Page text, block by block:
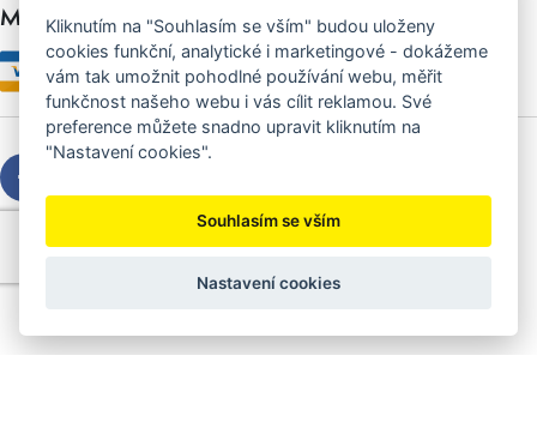
Možnosti platby
Copyright © 2026 Sedláček s.r.o.
Created byOLC Webdesign
Kliknutím na "Souhlasím se vším" budou uloženy
cookies funkční, analytické i marketingové - dokážeme
vám tak umožnit pohodlné používání webu, měřit
funkčnost našeho webu i vás cílit reklamou. Své
preference můžete snadno upravit kliknutím na
"Nastavení cookies".
Souhlasím se vším
Nastavení cookies